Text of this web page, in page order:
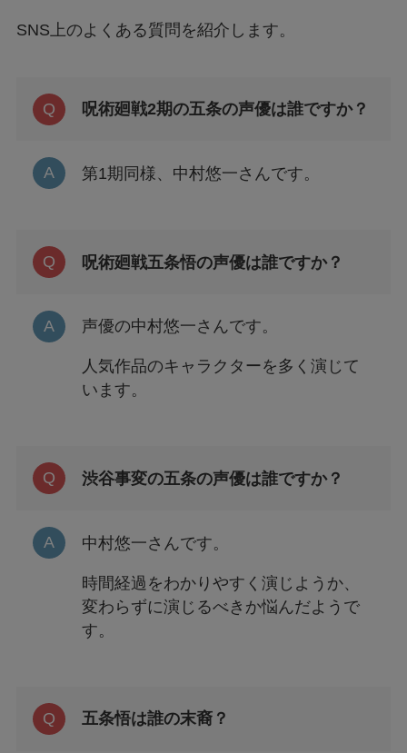
SNS上のよくある質問を紹介します。
呪術廻戦2期の五条の声優は誰ですか？
第1期同様、中村悠一さんです。
呪術廻戦五条悟の声優は誰ですか？
声優の中村悠一さんです。
人気作品のキャラクターを多く演じて
います。
渋谷事変の五条の声優は誰ですか？
中村悠一さんです。
時間経過をわかりやすく演じようか、
変わらずに演じるべきか悩んだようで
す。
五条悟は誰の末裔？